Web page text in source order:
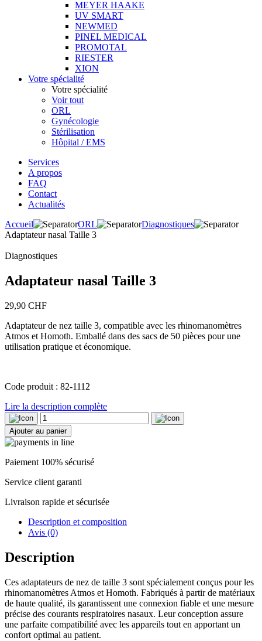
MEYER HAAKE
UV SMART
NEWMED
PINEL MEDICAL
PROMOTAL
RIESTER
XION
Votre spécialité
Votre spécialité
Voir tout
ORL
Gynécologie
Stérilisation
Hôpital / EMS
Services
A propos
FAQ
Contact
Actualités
Accueil
ORL
Diagnostiques
Adaptateur nasal Taille 3
Diagnostiques
Adaptateur nasal Taille 3
29,90 CHF
Adaptateur de nez taille 3, compatible avec les rhinomanomètres
Atmos et Homoth. Emballé dans des sacs de 50 pièces pour une
utilisation pratique et économique.
Code produit : 82-1112
Lire la description complète
quantité
de
Adaptateur
nasal
Taille
Ajouter au panier
Paiement 100% sécurisé
Service client garanti
Livraison rapide et sécurisée
Description et composition
Avis (0)
Description
Ces adaptateurs de nez de taille 3 sont spécialement conçus pour les
rhinomanomètres Atmos et Homoth. Fabriqués à partir de matériaux
de haute qualité, ils garantissent une connexion fiable et une mesure
précise des courants respiratoires nasaux. Leur conception assure
une parfaite compatibilité avec les appareils tout en apportant un
confort optimal au patient.